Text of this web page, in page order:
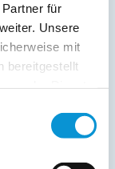
für
Unsere
mit
bereitgestellt